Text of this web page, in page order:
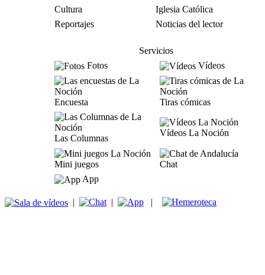
Cultura
Iglesia Católica
Reportajes
Noticias del lector
Servicios
Fotos
Vídeos
Encuesta Tiras cómicas
Las Columnas
Vídeos La Noción
Mini juegos
Chat
App
| | |